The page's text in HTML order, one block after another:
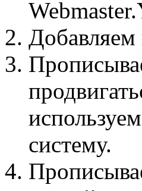
систему.